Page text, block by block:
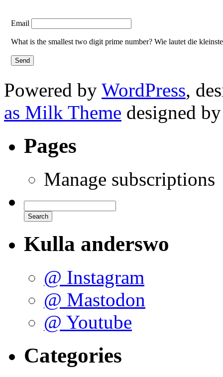
Email
What is the smallest two digit prime number? Wie lautet die
Powered by WordPress,
as Milk Theme designed
Pages
Manage subscriptions
Kulla anderswo
@ Instagram
@ Mastodon
@ Youtube
Categories